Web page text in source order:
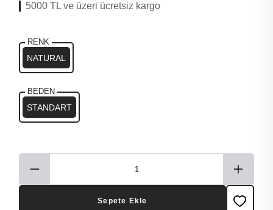
5000 TL ve üzeri ücretsiz kargo
RENK
NATURAL
BEDEN
STANDART
Sepete Ekle